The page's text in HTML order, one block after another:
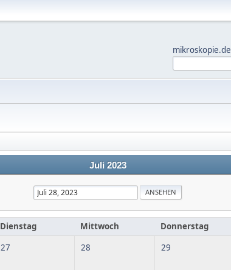
mikroskopie.de
Juli 2023
Dienstag Mittwoch Donnerstag
27 28 29